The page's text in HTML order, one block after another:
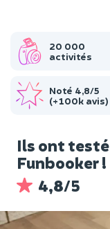
20 000
activités
Noté 4,8/5
(+100k avis)
Ils ont testé
Funbooker !
4,8/5